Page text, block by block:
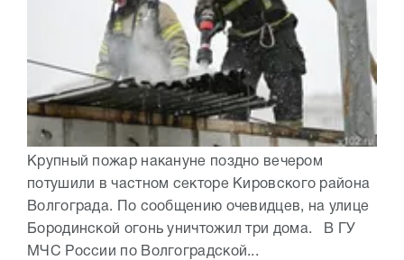
Крупный пожар накануне поздно вечером
потушили в частном секторе Кировского района
Волгограда. По сообщению очевидцев, на улице
Бородинской огонь уничтожил три дома. В ГУ
МЧС России по Волгоградской...